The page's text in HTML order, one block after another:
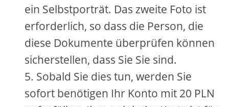
ein Selbstporträt. Das zweite Foto ist
erforderlich, so dass die Person, die
diese Dokumente überprüfen können
sicherstellen, dass Sie Sie sind.
Sobald Sie dies tun, werden Sie
sofort benötigen Ihr Konto mit 20 PLN